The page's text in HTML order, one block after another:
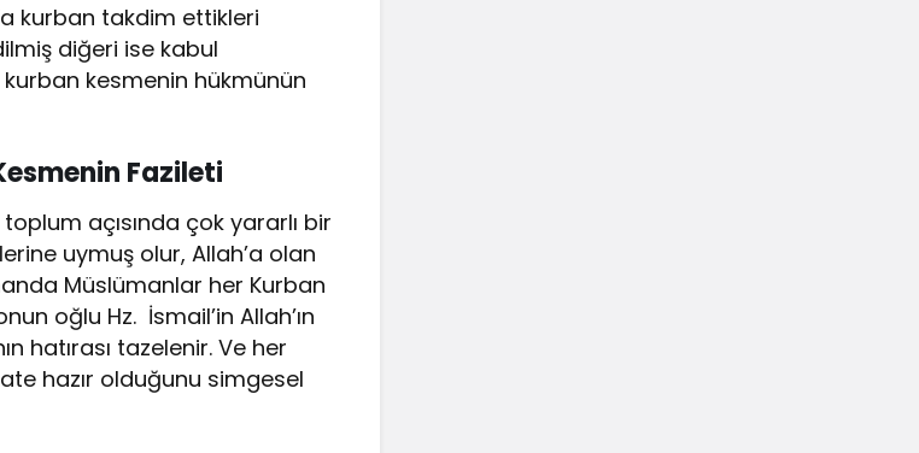
kurban takdim ettikleri
diğeri ise kabul
kesmenin hükmünün
Fazileti
açısında çok yararlı bir
uymuş olur, Allah’a olan
Müslümanlar her Kurban
oğlu Hz. İsmail’in Allah’ın
hatırası tazelenir. Ve her
hazır olduğunu simgesel